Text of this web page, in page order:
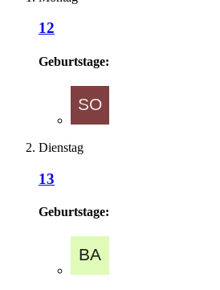
12
Geburtstage:
Dienstag
13
Geburtstage: